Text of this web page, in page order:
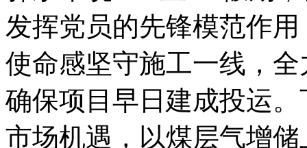
施工现场 （魏鹏慧 摄）